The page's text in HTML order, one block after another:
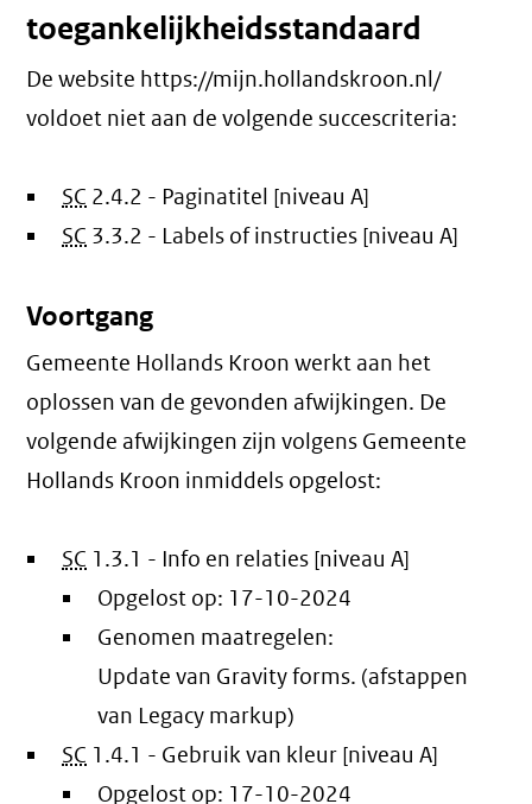
toegankelijkheidsstandaard
De website https://mijn.hollandskroon.nl/
voldoet niet aan de volgende succescriteria:
SC 2.4.2 - Paginatitel [niveau A]
SC 3.3.2 - Labels of instructies [niveau A]
Voortgang
Gemeente Hollands Kroon werkt aan het
oplossen van de gevonden afwijkingen. De
volgende afwijkingen zijn volgens Gemeente
Hollands Kroon inmiddels opgelost:
SC 1.3.1 - Info en relaties [niveau A]
Opgelost op: 17-10-2024
Genomen maatregelen:
Update van Gravity forms. (afstappen
van Legacy markup)
SC 1.4.1 - Gebruik van kleur [niveau A]
Opgelost op: 17-10-2024